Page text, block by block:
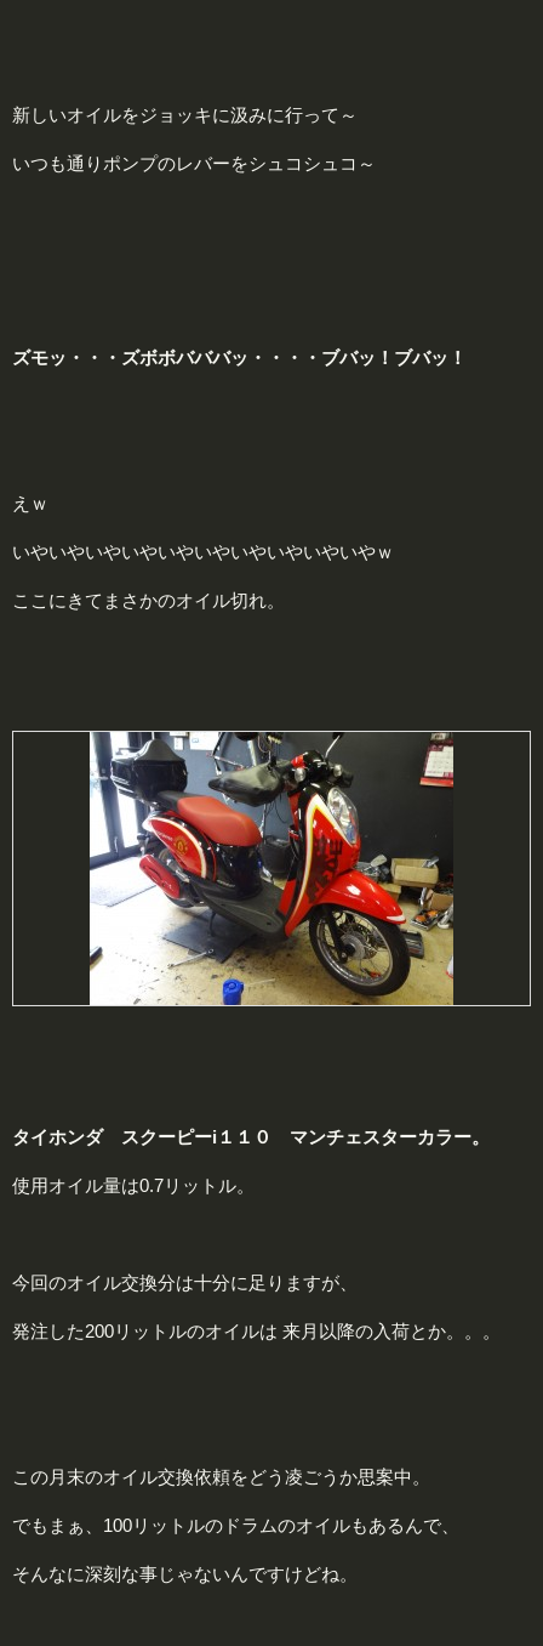
新しいオイルをジョッキに汲みに行って～
いつも通りポンプのレバーをシュコシュコ～
ズモッ・・・ズボボバババッ・・・・ブバッ！ブバッ！
えｗ
いやいやいやいやいやいやいやいやいやいやｗ
ここにきてまさかのオイル切れ。
タイホンダ スクーピーi１１０ マンチェスターカラー。
使用オイル量は0.7リットル。
今回のオイル交換分は十分に足りますが、
発注した200リットルのオイルは 来月以降の入荷とか。。。
この月末のオイル交換依頼をどう凌ごうか思案中。
でもまぁ、100リットルのドラムのオイルもあるんで、
そんなに深刻な事じゃないんですけどね。